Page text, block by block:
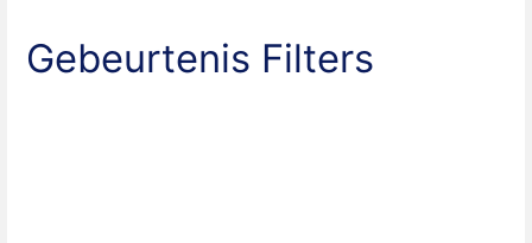
Gebeurtenis Filters